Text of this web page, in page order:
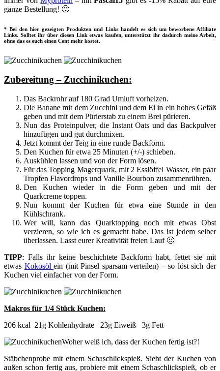
ganze Bestellung! 🙂
* Bei den hier gezeigten Produkten und Links handelt es sich um beworbene Affiliate
Links. Solltet ihr über diesen Link etwas kaufen, unterstützt ihr dadurch meine Arbeit,
ohne das es euch einen Cent mehr kostet.
Zubereitung – Zucchinikuchen:
Das Backrohr auf 180 Grad Umluft vorheizen.
Die Banane mit dem Zucchini und dem Ei in ein hohes Gefäß
geben und mit dem Pürierstab zu einem Brei pürieren.
Nun das Proteinpulver, die Instant Oats und das Backpulver
hinzufügen und gut durchmixen.
Jetzt kommt der Teig in eine runde Backform.
Den Kuchen für etwa 25 Minuten (+/-) schieben.
Auskühlen lassen und von der Form lösen.
Für das Topping Magerquark, mit 2 Esslöffel Wasser, ein paar
Tropfen Flavordrops und Vanille Bourbon zusammenrühren.
Den Kuchen wieder in die Form geben und mit der
Quarkcreme toppen.
Nun kommt der Kuchen für etwa eine Stunde in den
Kühlschrank.
Wer will, kann das Quarktopping noch mit etwas Obst
verzieren, so wie ich es gemacht habe. Das ist jedem selber
überlassen. Lasst eurer Kreativität freien Lauf 🙂
TIPP: Falls ihr keine beschichtete Backform habt, fettet sie mit
etwas Kokosölein (mit Pinsel sparsam verteilen) – so löst sich der
Kuchen viel einfacher von der Form.
Makros für 1/4 Stück Kuchen:
206 kcal 21g Kohlenhydrate 23g Eiweiß 3g Fett
Woher weiß ich, dass der Kuchen fertig ist?!
Stäbchenprobe mit einem Schaschlickspieß. Sieht der Kuchen von
außen schon fertig aus, probiere mit einem Schaschlickspieß, ob er